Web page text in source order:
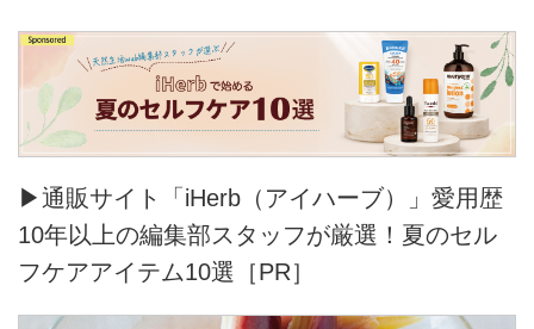
▶通販サイト「iHerb（アイハーブ）」愛用歴
10年以上の編集部スタッフが厳選！夏のセル
フケアアイテム10選［PR］